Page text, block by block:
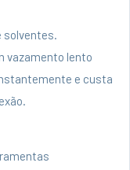
solventes.
vazamento lento
e custa